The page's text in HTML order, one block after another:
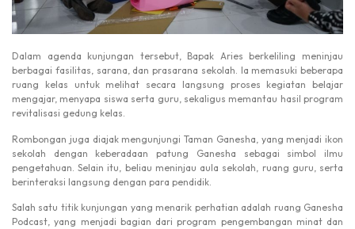
Dalam agenda kunjungan tersebut, Bapak Aries berkeliling meninjau
berbagai fasilitas, sarana, dan prasarana sekolah. Ia memasuki beberapa
ruang kelas untuk melihat secara langsung proses kegiatan belajar
mengajar, menyapa siswa serta guru, sekaligus memantau hasil program
revitalisasi gedung kelas.
Rombongan juga diajak mengunjungi Taman Ganesha, yang menjadi ikon
sekolah dengan keberadaan patung Ganesha sebagai simbol ilmu
pengetahuan. Selain itu, beliau meninjau aula sekolah, ruang guru, serta
berinteraksi langsung dengan para pendidik.
Salah satu titik kunjungan yang menarik perhatian adalah ruang Ganesha
Podcast, yang menjadi bagian dari program pengembangan minat dan